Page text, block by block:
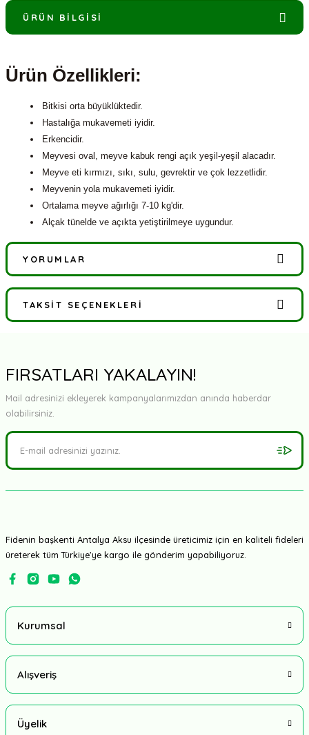
ÜRÜN BILGISI
Ürün Özellikleri:
Bitkisi orta büyüklüktedir.
Hastalığa mukavemeti iyidir.
Erkencidir.
Meyvesi oval, meyve kabuk rengi açık yeşil-yeşil alacadır.
Meyve eti kırmızı, sıkı, sulu, gevrektir ve çok lezzetlidir.
Meyvenin yola mukavemeti iyidir.
Ortalama meyve ağırlığı 7-10 kg'dir.
Alçak tünelde ve açıkta yetiştirilmeye uygundur.
YORUMLAR
Bu ürüne ilk yorumu siz yapın!
TAKSIT SEÇENEKLERI
FIRSATLARI YAKALAYIN!
Mail adresinizi ekleyerek kampanyalarımızdan anında haberdar
olabilirsiniz.
Fidenin başkenti Antalya Aksu ilçesinde üreticimiz için en kaliteli fideleri
üreterek tüm Türkiye'ye kargo ile gönderim yapabiliyoruz.
Kurumsal
Alışveriş
Üyelik